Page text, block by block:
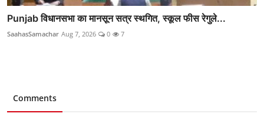
Punjab विधानसभा का मानसून सत्र स्थगित, स्कूल फीस रेगुले...
SaahasSamachar Aug 7, 2026 0 7
Comments